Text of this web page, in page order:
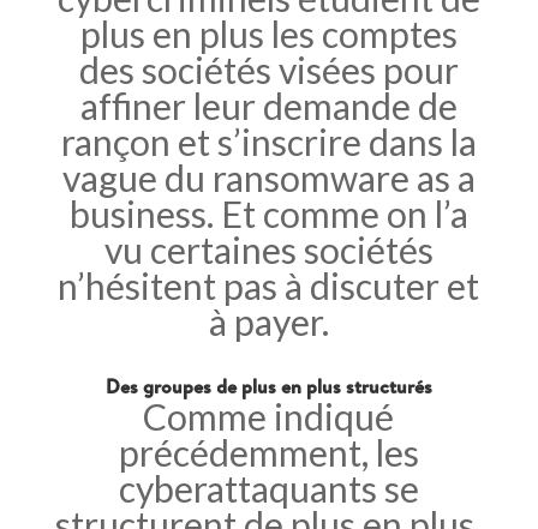
plus en plus les comptes
des sociétés visées pour
affiner leur demande de
rançon et s’inscrire dans la
vague du ransomware as a
business. Et comme on l’a
vu certaines sociétés
n’hésitent pas à discuter et
à payer.
Des groupes de plus en plus structurés
Comme indiqué
précédemment, les
cyberattaquants se